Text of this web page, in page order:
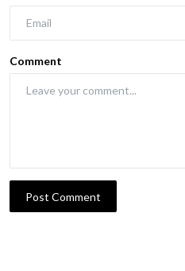
Comment
Post Comment